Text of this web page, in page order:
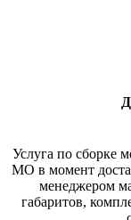
Услуга по сборке
МО в момент
менеджером
габаритов,